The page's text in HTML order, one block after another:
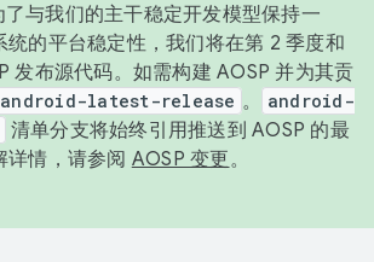
与我们的主干稳定开发模型保持一
统的平台稳定性，我们将在第 2 季度和
发布源代码。如需构建 AOSP 并为其贡
android-latest-release 。
android-
清单分支将始终引用推送到 AOSP 的最
详情，请参阅 AOSP 变更。